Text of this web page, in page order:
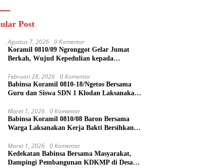
Post
Agustus 7, 2026 0 Komentar
Koramil 0810/09 Ngronggot Gelar Jumat
Berkah, Wujud Kepedulian kepada
Februari 28, 2026 0 Komentar
Babinsa Koramil 0810-18/Ngetos Bersama
Guru dan Siswa SDN 1 Klodan Laksanakan
Polusi Udara
Maret 1, 2026 0 Komentar
Babinsa Koramil 0810/08 Baron Bersama
Warga Laksanakan Kerja Bakti Bersihkan
Maret 1, 2026 0 Komentar
Kedekatan Babinsa Bersama Masyarakat,
Dampingi Pembangunan KDKMP di Desa